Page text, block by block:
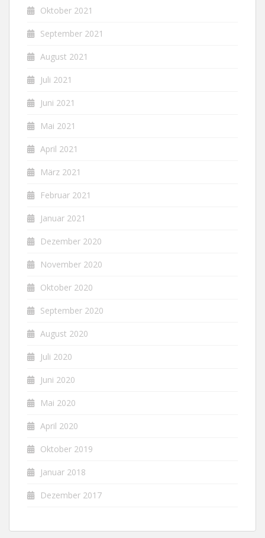
Oktober 2021
September 2021
August 2021
Juli 2021
Juni 2021
Mai 2021
April 2021
März 2021
Februar 2021
Januar 2021
Dezember 2020
November 2020
Oktober 2020
September 2020
August 2020
Juli 2020
Juni 2020
Mai 2020
April 2020
Oktober 2019
Januar 2018
Dezember 2017